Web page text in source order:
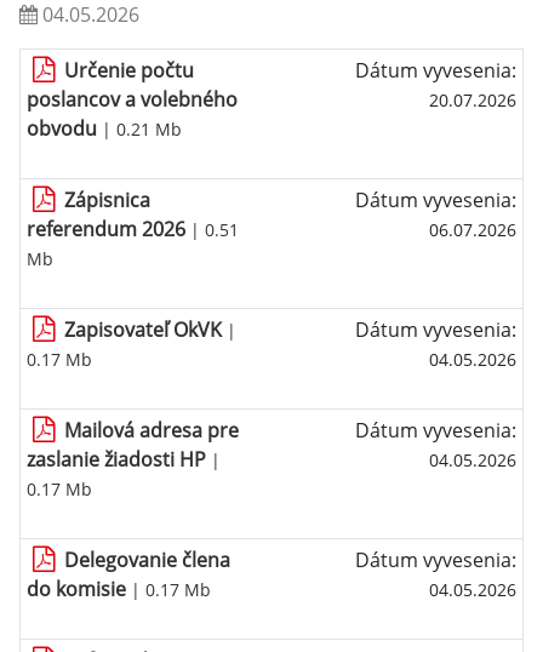
04.05.2026
Určenie počtu
poslancov a volebného
obvodu | 0.21 Mb
Dátum vyvesenia:
20.07.2026
Zápisnica
referendum 2026 | 0.51
Mb
Dátum vyvesenia:
06.07.2026
Zapisovateľ OkVK|
0.17 Mb
Dátum vyvesenia:
04.05.2026
Mailová adresa pre
zaslanie žiadosti HP |
0.17 Mb
Dátum vyvesenia:
04.05.2026
Delegovanie člena
do komisie | 0.17 Mb
Dátum vyvesenia:
04.05.2026